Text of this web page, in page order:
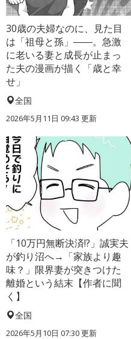
30歳の夫婦なのに、見た目
は「祖母と孫」――。急激
に老いる妻と成長が止まっ
た夫の漫画が描く「歳と幸
せ」
全国
2026年5月11日 09:43 更新
「10万円無断決済!?」誠実夫
が釣り沼へ→「家族より趣
味？」限界妻が突きつけた
離婚という結末【作者に聞
く】
全国
2026年5月10日 07:30 更新